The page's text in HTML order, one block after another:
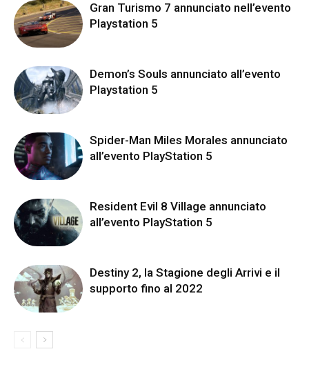
Gran Turismo 7 annunciato nell’evento
Playstation 5
Demon’s Souls annunciato all’evento
Playstation 5
Spider-Man Miles Morales annunciato
all’evento PlayStation 5
Resident Evil 8 Village annunciato
all’evento PlayStation 5
Destiny 2, la Stagione degli Arrivi e il
supporto fino al 2022